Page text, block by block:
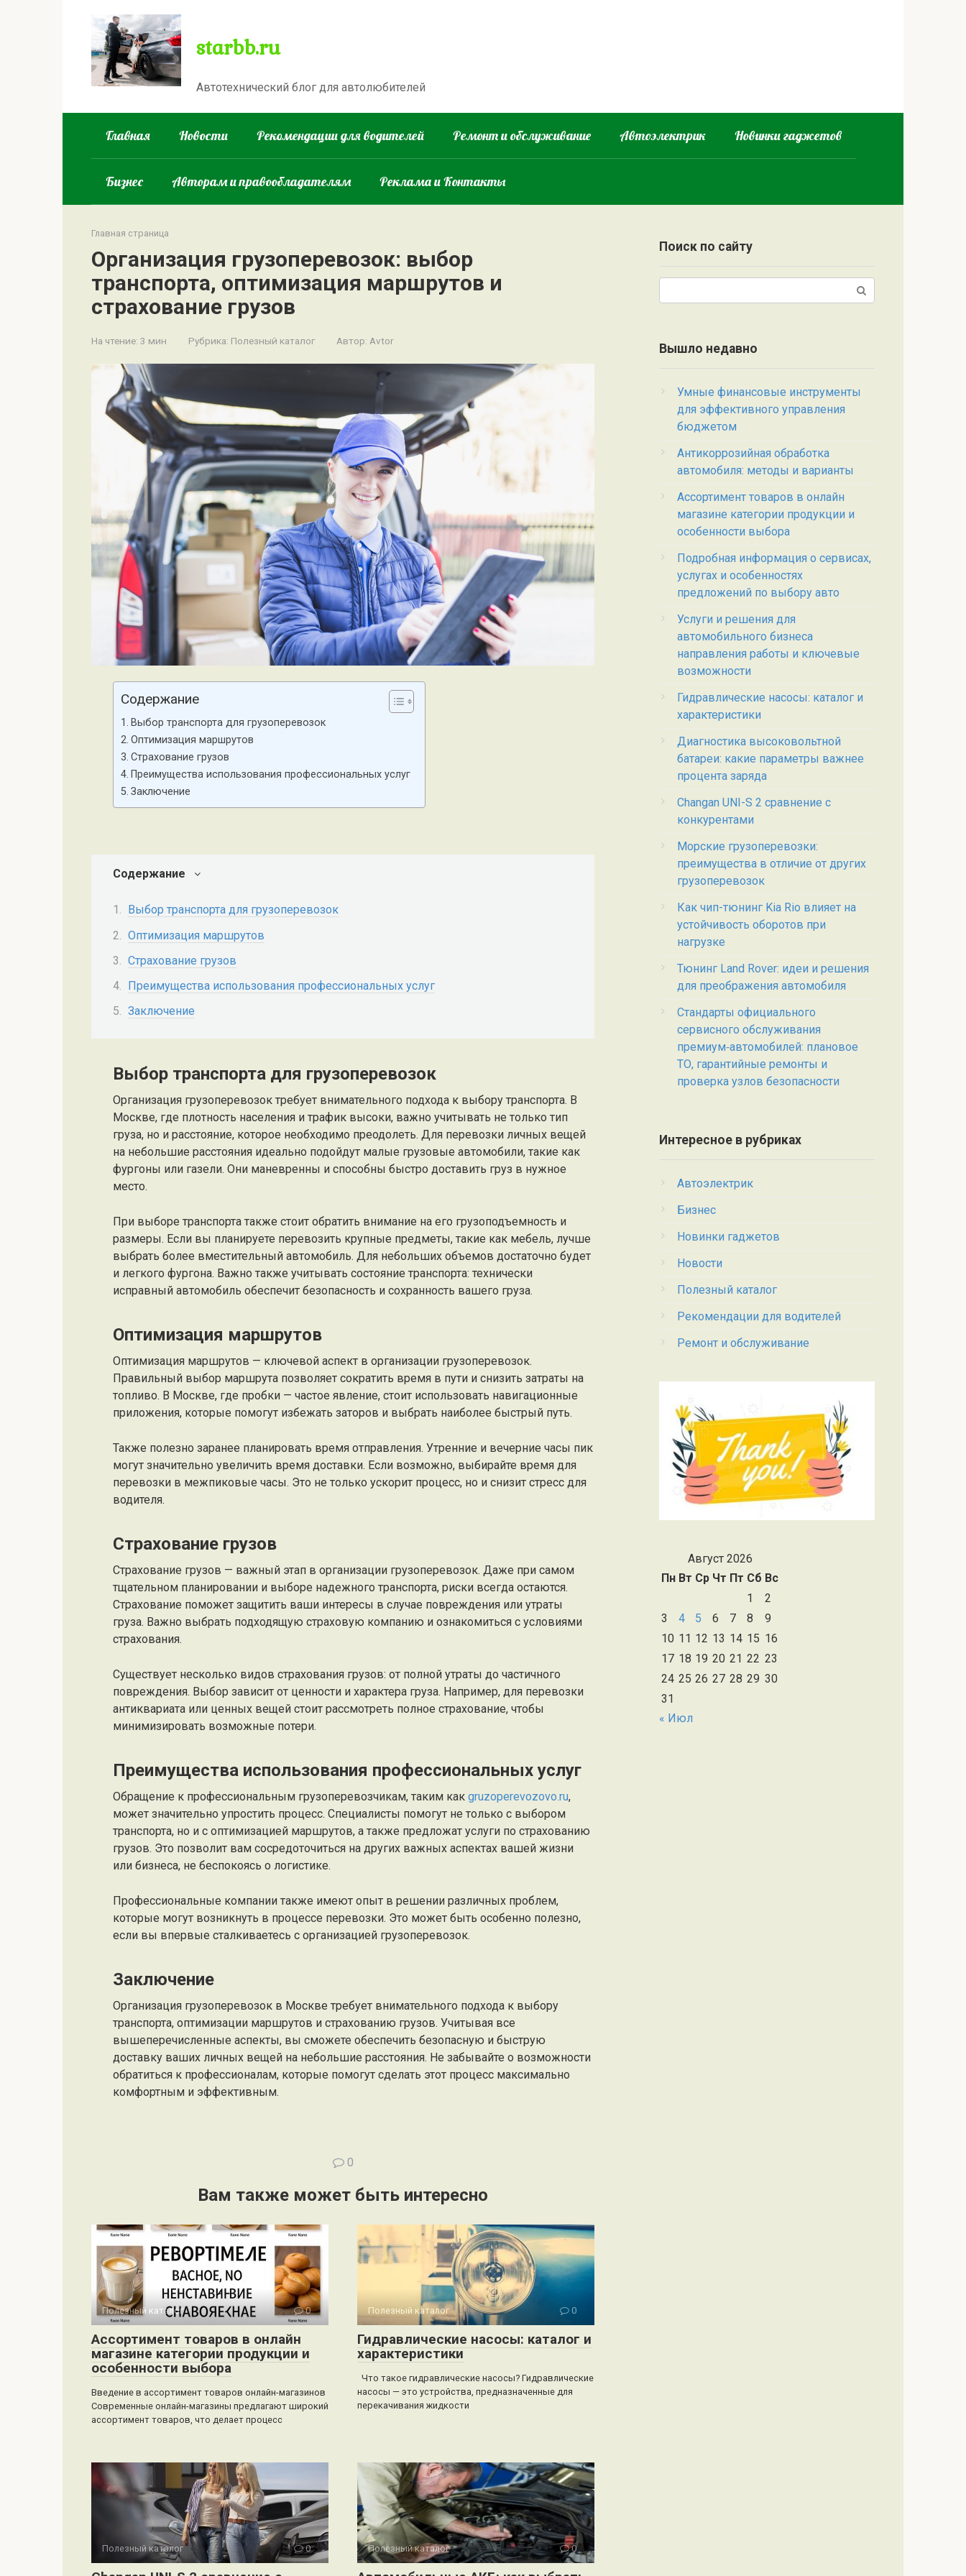
starbb.ru
Автотехнический блог для автолюбителей
Главная Новости Рекомендации для водителей Ремонт и обслуживание Автоэлектрик Новинки гаджетов
Бизнес Авторам и правообладателям Реклама и Контакты
Главная страница
Организация грузоперевозок: выбор
транспорта, оптимизация маршрутов и
страхование грузов
На чтение: 3 мин Рубрика: Полезный каталог Автор: Avtor
Содержание
Выбор транспорта для грузоперевозок
Оптимизация маршрутов
Страхование грузов
Преимущества использования профессиональных услуг
Заключение
Содержание
Выбор транспорта для грузоперевозок
Оптимизация маршрутов
Страхование грузов
Преимущества использования профессиональных услуг
Заключение
Выбор транспорта для грузоперевозок
Организация грузоперевозок требует внимательного подхода к выбору транспорта. В
Москве, где плотность населения и трафик высоки, важно учитывать не только тип
груза, но и расстояние, которое необходимо преодолеть. Для перевозки личных вещей
на небольшие расстояния идеально подойдут малые грузовые автомобили, такие как
фургоны или газели. Они маневренны и способны быстро доставить груз в нужное
место.
При выборе транспорта также стоит обратить внимание на его грузоподъемность и
размеры. Если вы планируете перевозить крупные предметы, такие как мебель, лучше
выбрать более вместительный автомобиль. Для небольших объемов достаточно будет
и легкого фургона. Важно также учитывать состояние транспорта: технически
исправный автомобиль обеспечит безопасность и сохранность вашего груза.
Оптимизация маршрутов
Оптимизация маршрутов — ключевой аспект в организации грузоперевозок.
Правильный выбор маршрута позволяет сократить время в пути и снизить затраты на
топливо. В Москве, где пробки — частое явление, стоит использовать навигационные
приложения, которые помогут избежать заторов и выбрать наиболее быстрый путь.
Также полезно заранее планировать время отправления. Утренние и вечерние часы пик
могут значительно увеличить время доставки. Если возможно, выбирайте время для
перевозки в межпиковые часы. Это не только ускорит процесс, но и снизит стресс для
водителя.
Страхование грузов
Страхование грузов — важный этап в организации грузоперевозок. Даже при самом
тщательном планировании и выборе надежного транспорта, риски всегда остаются.
Страхование поможет защитить ваши интересы в случае повреждения или утраты
груза. Важно выбрать подходящую страховую компанию и ознакомиться с условиями
страхования.
Существует несколько видов страхования грузов: от полной утраты до частичного
повреждения. Выбор зависит от ценности и характера груза. Например, для перевозки
антиквариата или ценных вещей стоит рассмотреть полное страхование, чтобы
минимизировать возможные потери.
Преимущества использования профессиональных услуг
Обращение к профессиональным грузоперевозчикам, таким как gruzoperevozovo.ru,
может значительно упростить процесс. Специалисты помогут не только с выбором
транспорта, но и с оптимизацией маршрутов, а также предложат услуги по страхованию
грузов. Это позволит вам сосредоточиться на других важных аспектах вашей жизни
или бизнеса, не беспокоясь о логистике.
Профессиональные компании также имеют опыт в решении различных проблем,
которые могут возникнуть в процессе перевозки. Это может быть особенно полезно,
если вы впервые сталкиваетесь с организацией грузоперевозок.
Заключение
Организация грузоперевозок в Москве требует внимательного подхода к выбору
транспорта, оптимизации маршрутов и страхованию грузов. Учитывая все
вышеперечисленные аспекты, вы сможете обеспечить безопасную и быструю
доставку ваших личных вещей на небольшие расстояния. Не забывайте о возможности
обратиться к профессионалам, которые помогут сделать этот процесс максимально
комфортным и эффективным.
0
Вам также может быть интересно
Полезный каталог 0
Ассортимент товаров в онлайн
магазине категории продукции и
особенности выбора
Введение в ассортимент товаров онлайн-магазинов
Современные онлайн-магазины предлагают широкий
ассортимент товаров, что делает процесс
Полезный каталог 0
Гидравлические насосы: каталог и
характеристики
Что такое гидравлические насосы? Гидравлические
насосы — это устройства, предназначенные для
перекачивания жидкости
Полезный каталог 0 Полезный каталог 0
Поиск по сайту
Вышло недавно
Умные финансовые инструменты
для эффективного управления
бюджетом
Антикоррозийная обработка
автомобиля: методы и варианты
Ассортимент товаров в онлайн
магазине категории продукции и
особенности выбора
Подробная информация о сервисах,
услугах и особенностях
предложений по выбору авто
Услуги и решения для
автомобильного бизнеса
направления работы и ключевые
возможности
Гидравлические насосы: каталог и
характеристики
Диагностика высоковольтной
батареи: какие параметры важнее
процента заряда
Changan UNI-S 2 сравнение с
конкурентами
Морские грузоперевозки:
преимущества в отличие от других
грузоперевозок
Как чип-тюнинг Kia Rio влияет на
устойчивость оборотов при
нагрузке
Тюнинг Land Rover: идеи и решения
для преображения автомобиля
Стандарты официального
сервисного обслуживания
премиум‑автомобилей: плановое
ТО, гарантийные ремонты и
проверка узлов безопасности
Интересное в рубриках
Автоэлектрик
Бизнес
Новинки гаджетов
Новости
Полезный каталог
Рекомендации для водителей
Ремонт и обслуживание
Август 2026
Пн Вт Ср Чт Пт Сб Вс
1
2
3
4 5 6 7 8
9
10 11 12 13 14 15 16
17 18 19 20 21 22 23
24 25 26 27 28 29 30
31
« Июл